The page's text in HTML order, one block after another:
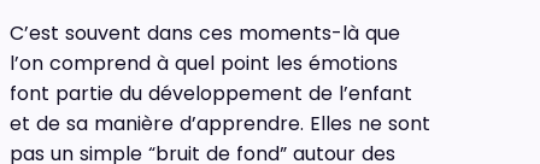
C’est souvent dans ces moments-là que
l’on comprend à quel point les émotions
font partie du développement de l’enfant
et de sa manière d’apprendre. Elles ne sont
pas un simple “bruit de fond” autour des